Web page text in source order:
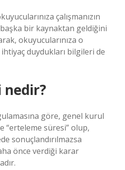
çalışmanızın
bir kaynaktan geldiğini
okuyucularınıza o
ihtiyaç duydukları bilgileri de
nedir?
göre, genel kurul
“erteleme süresi” olup,
sonuçlandırılmazsa
önce verdiği karar